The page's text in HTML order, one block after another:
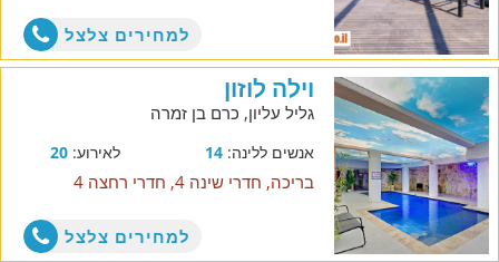
למחירים צלצל
וילה לוזון
גליל עליון, כרם בן זמרה
אנשים ללינה:14 לאירוע:20
בריכה, חדרי שינה 4, חדרי רחצה 4
למחירים צלצל